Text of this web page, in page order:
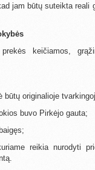
jam būtų suteikta
keičiamos,
originalioje
buvo Pirkėjo gauta;
reikia nurodyti